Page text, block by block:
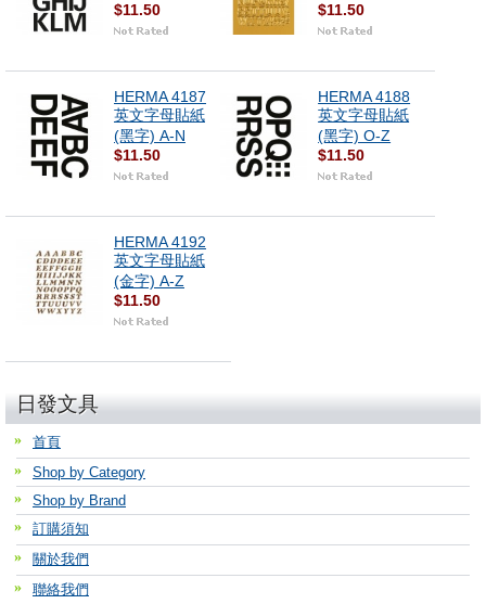
$11.50
$11.50
HERMA 4187
英文字母貼紙
(黑字) A-N
$11.50
HERMA 4188
英文字母貼紙
(黑字) O-Z
$11.50
HERMA 4192
英文字母貼紙
(金字) A-Z
$11.50
日發文具
首頁
Shop by Category
Shop by Brand
訂購須知
關於我們
聯絡我們